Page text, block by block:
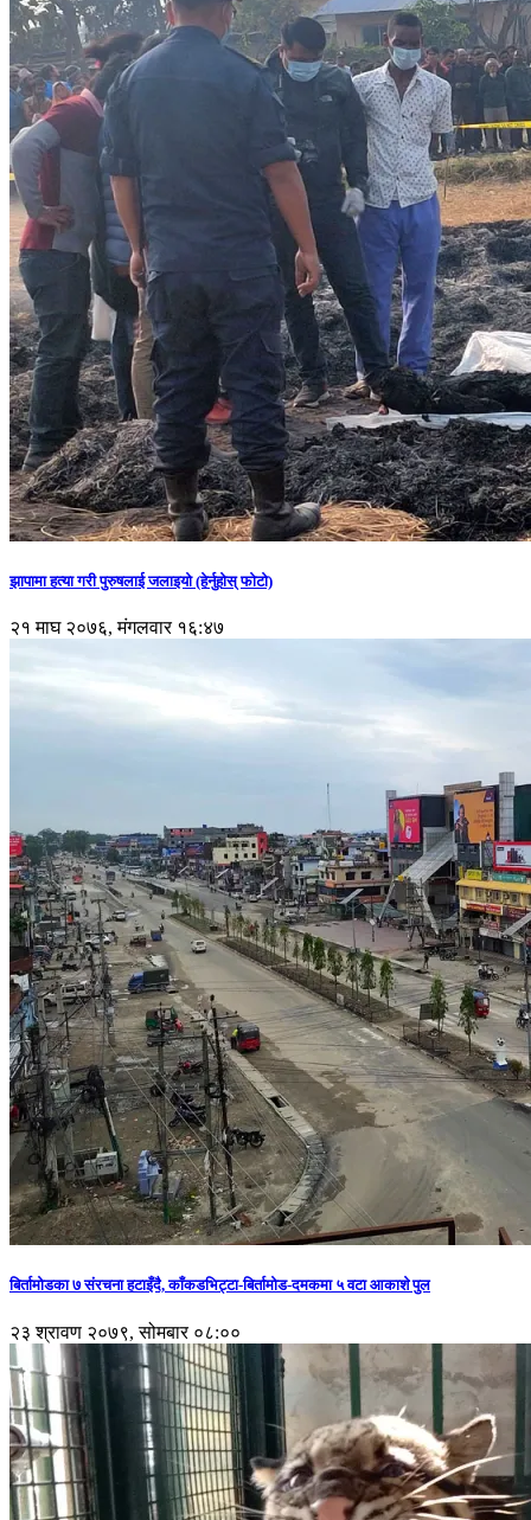
झापामा हत्या गरी पुरुषलाई जलाइयो (हेर्नुहाेस् फाेटाे)
२१ माघ २०७६, मंगलवार १६:४७
बिर्तामोडका ७ संरचना हटाइँदै, काँकडभिट्टा-बिर्तामोड-दमकमा ५ वटा आकाशे पुल
२३ श्रावण २०७९, सोमबार ०८:००